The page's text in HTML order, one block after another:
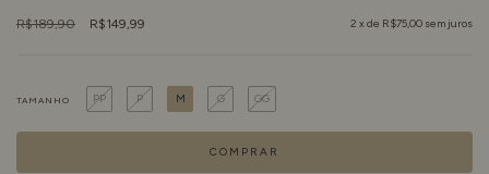
R$189,90 R$149,99 2 x de R$75,00 sem juros
TAMANHO PP P M G GG